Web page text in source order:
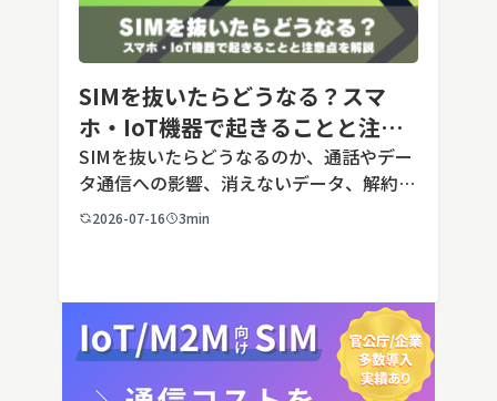
SIMを抜いたらどうなる？スマ
ホ・IoT機器で起きることと注意
点を解説
SIMを抜いたらどうなるのか、通話やデー
タ通信への影響、消えないデータ、解約や
端末譲渡時の注意点を整理。さらに法人・
2026-07-16 3min